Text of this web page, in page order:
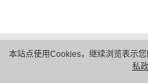
本站点使用Cookies，继续浏览表示
私
隐私